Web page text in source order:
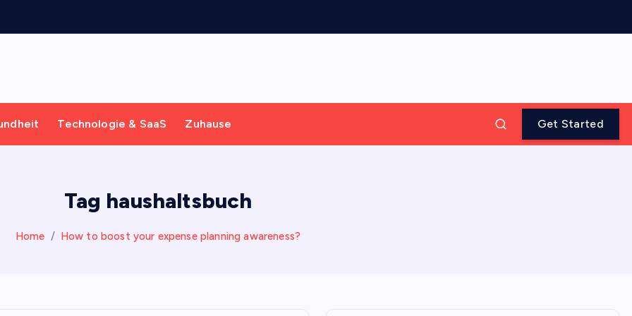
Technologie & SaaS Zuhause Get Started
Tag haushaltsbuch
Home How to boost your expense planning awareness?